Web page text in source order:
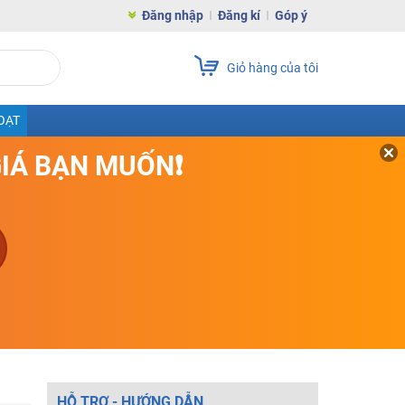
Đăng nhập Đăng kí Góp ý
Giỏ hàng của tôi
BẠN MUỐN❗